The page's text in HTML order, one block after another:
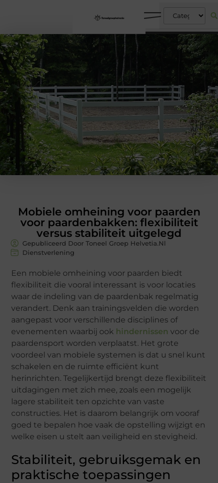
Mobiele omheining voor paarden
voor paardenbakken: flexibiliteit
versus stabiliteit uitgelegd
Gepubliceerd Door Toneel Groep Helvetia.nl
Dienstverlening
Een mobiele omheining voor paarden biedt
flexibiliteit die vooral interessant is voor locaties
waar de indeling van de paardenbak regelmatig
verandert. Denk aan trainingsvelden die worden
aangepast voor verschillende disciplines of
evenementen waarbij ook hindernissen voor de
paardensport worden verplaatst. Het grote
voordeel van mobiele systemen is dat u snel kunt
schakelen en de ruimte efficiënt kunt
herinrichten. Tegelijkertijd brengt deze flexibiliteit
uitdagingen met zich mee, zoals een mogelijk
lagere stabiliteit ten opzichte van vaste
constructies. Het is daarom belangrijk om vooraf
goed te bepalen hoe vaak de opstelling wijzigt en
welke eisen u stelt aan veiligheid en stevigheid.
Stabiliteit, gebruiksgemak en
praktische toepassingen